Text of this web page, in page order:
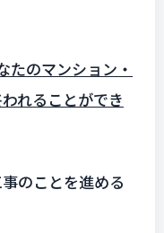
たのマンション・
れることができ
のことを進める